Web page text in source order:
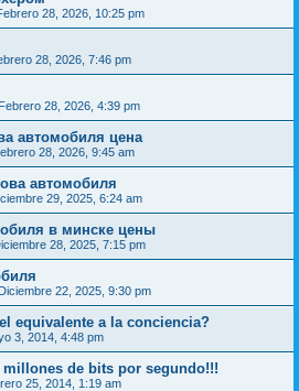
28, 2026, 10:25 pm
28, 2026, 7:46 pm
Febrero 28, 2026, 4:39 pm
автомобиля цена
28, 2026, 9:45 am
автомобиля
29, 2025, 6:24 am
в минске цены
28, 2025, 7:15 pm
Diciembre 22, 2025, 9:30 pm
equivalente a la conciencia?
3, 2014, 4:48 pm
de bits por segundo!!!
25, 2014, 1:19 am